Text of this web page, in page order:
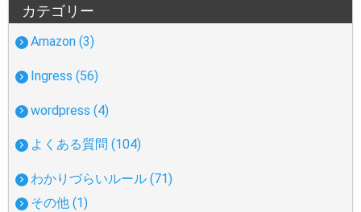
カテゴリー
Amazon (3)
Ingress (56)
wordpress (4)
よくある質問 (104)
わかりづらいルール (71)
その他 (1)